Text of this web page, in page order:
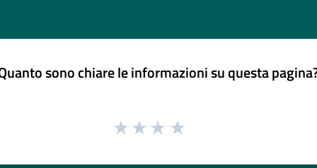
sono chiare le informazioni su questa